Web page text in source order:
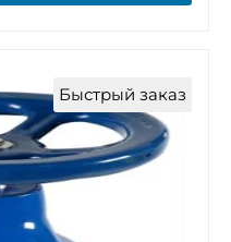
Быстрый заказ